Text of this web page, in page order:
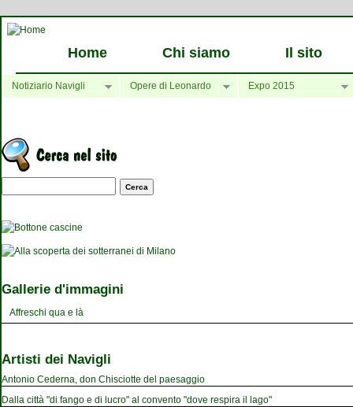
Home Chi siamo Il sito
Notiziario Navigli Opere di Leonardo Expo 2015
Maschera di ricerca
Gallerie d'immagini
Affreschi qua e là
Artisti dei Navigli
Antonio Cederna, don Chisciotte del paesaggio
Dalla città "di fango e di lucro" al convento "dove respira il lago"